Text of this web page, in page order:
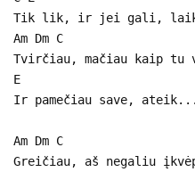
Tik lik, ir jei gali,
Am Dm C
Tvirčiau, mačiau kaip tu
E
Ir pamečiau save, ateik...
Am Dm C
Greičiau, aš negaliu